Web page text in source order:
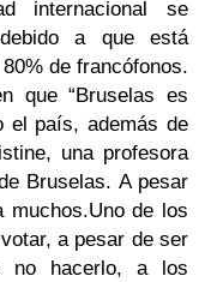
internacional se
a que está
de francófonos.
que “Bruselas es
el país, además de
una profesora
Bruselas. A pesar
muchos.Uno de los
a pesar de ser
no hacerlo, a los